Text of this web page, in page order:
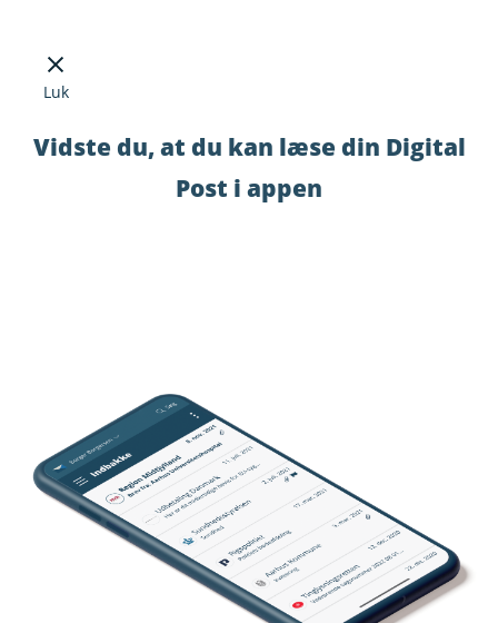
Luk
Vidste du, at du kan læse din Digital
Post i appen